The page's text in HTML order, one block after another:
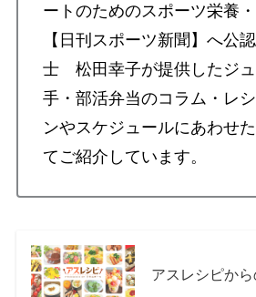
ートのためのスポーツ栄養・
【日刊スポーツ新聞】へ公
士 松田幸子が提供したジ
手・部活弁当のコラム・レ
ンやスケジュールにあわせ
てご紹介しています。
アスレシピか